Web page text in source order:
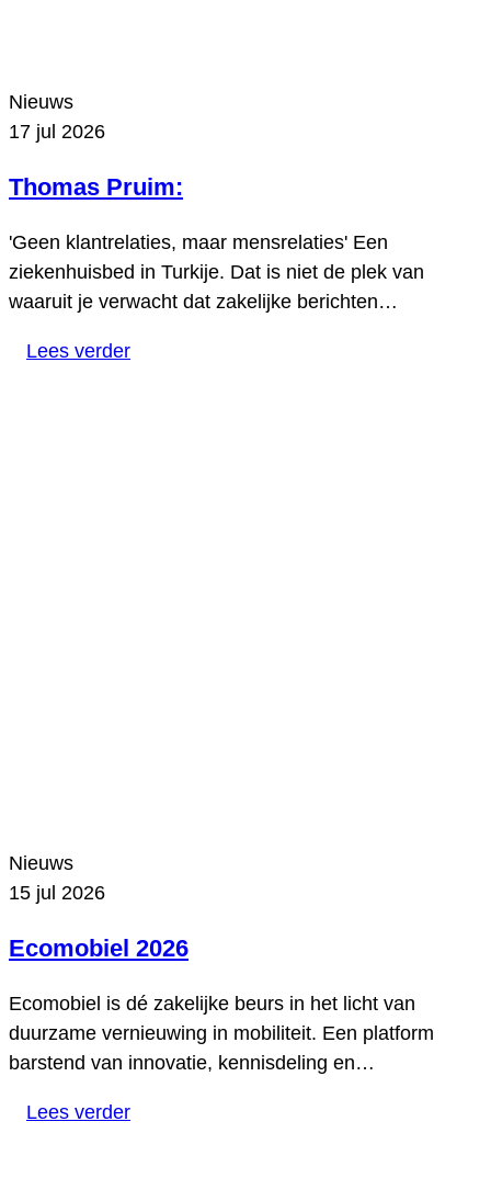
Nieuws
17 jul 2026
Thomas Pruim:
'Geen klantrelaties, maar mensrelaties' Een
ziekenhuisbed in Turkije. Dat is niet de plek van
waaruit je verwacht dat zakelijke berichten…
Lees verder
Nieuws
15 jul 2026
Ecomobiel 2026
Ecomobiel is dé zakelijke beurs in het licht van
duurzame vernieuwing in mobiliteit. Een platform
barstend van innovatie, kennisdeling en…
Lees verder